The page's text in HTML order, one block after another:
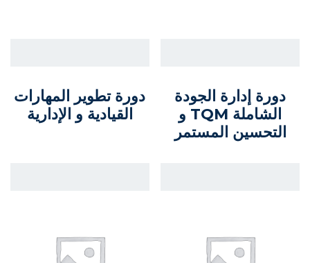
دورة إدارة الجودة
الشاملة TQM و
التحسين المستمر
دورة تطوير المهارات
القيادية و الإدارية